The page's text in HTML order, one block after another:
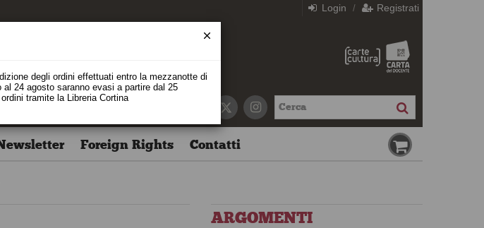
Login / Registrati
Foreign Rights Contatti
ARGOMENTI
degli ordini effettuati entro la mezzanotte di
24 agosto saranno evasi a partire dal 25
tramite la Libreria Cortina